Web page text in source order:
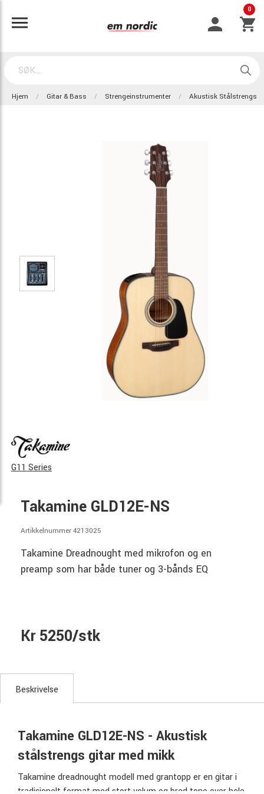
0
Hjem Gitar & Bass Strengeinstrumenter Akustisk Stålstrengs
G11 Series
Takamine GLD12E-NS
Artikkelnummer 4213025
Takamine Dreadnought med mikrofon og en
preamp som har både tuner og 3-bånds EQ
Kr 5250/stk
Beskrivelse
Takamine GLD12E-NS - Akustisk
stålstrengs gitar med mikk
Takamine dreadnought modell med grantopp er en gitar i
tradisjonelt format med stort volum og bred tone over hele